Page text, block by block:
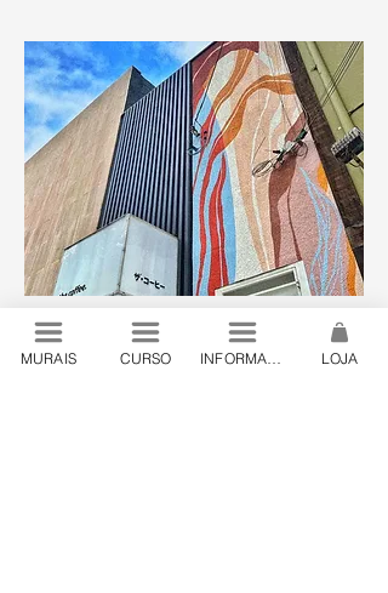
MURAIS CURSO LOJA